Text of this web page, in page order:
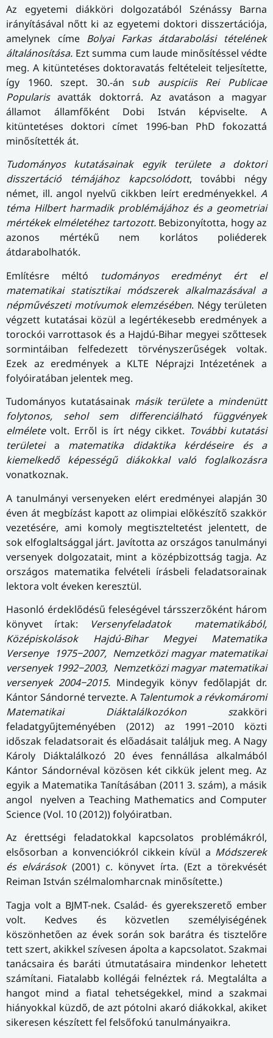
Az egyetemi diákköri dolgozatából Szénássy Barna
irányításával nőtt ki az egyetemi doktori disszertációja,
amelynek címe Bolyai Farkas átdarabolási tételének
általánosítása. Ezt summa cum laude minősítéssel védte
meg. A kitüntetéses doktoravatás feltételeit teljesítette,
így 1960. szept. 30.-án sub auspiciis Rei Publicae
Popularisavatták doktorrá. Az avatáson a magyar
államot államfőként Dobi István képviselte. A
kitüntetéses doktori címet 1996-ban PhD fokozattá
minősítették át.
Tudományos kutatásainak egyik területe a doktori
disszertáció témájához kapcsolódott, további négy
német, ill. angol nyelvű cikkben leírt eredményekkel. A
téma Hilbert harmadik problémájához és a geometriai
mértékek elméletéhez tartozott.Bebizonyította, hogy az
azonos mértékű nem korlátos poliéderek
átdarabolhatók.
Említésre méltó
tudományos eredményt ért el
matematikai statisztikai módszerek alkalmazásával a
népművészeti motívumok elemzésében. Négy területen
végzett kutatásai közül a legértékesebb eredmények a
torockói varrottasok és a Hajdú-Bihar megyei szőttesek
sormintáiban felfedezett törvényszerűségek voltak.
Ezek az eredmények a KLTE Néprajzi Intézetének a
folyóiratában jelentek meg.
Tudományos kutatásainak másik területea mindenütt
folytonos, sehol sem differenciálható függvények
elméletevolt. Erről is írt négy cikket. További kutatási
területeia matematika didaktika kérdéseire és a
kiemelkedő képességű diákokkal való foglalkozásra
vonatkoznak.
A tanulmányi versenyeken elért eredményei alapján 30
éven át megbízást kapott az olimpiai előkészítő szakkör
vezetésére, ami komoly megtiszteltetést jelentett, de
sok elfoglaltsággal járt. Javította az országos tanulmányi
versenyek dolgozatait, mint a középbizottság tagja. Az
országos matematika felvételi írásbeli feladatsorainak
lektora volt éveken keresztül.
Hasonló érdeklődésű feleségével társszerzőként három
könyvet írtak:
Versenyfeladatok matematikából,
Középiskolások Hajdú-Bihar Megyei Matematika
Versenye 1975−2007, Nemzetközi magyar matematikai
versenyek 1992−2003, Nemzetközi magyar matematikai
versenyek 2004−2015. Mindegyik könyv fedőlapját dr.
Kántor Sándorné tervezte. A Talentumok a révkomáromi
Matematikai Diáktalálkozókon szakköri
feladatgyűjteményében (2012) az 1991 −2010 közti
időszak feladatsorait és előadásait találjuk meg. A Nagy
Károly Diáktalálkozó 20 éves fennállása alkalmából
Kántor Sándornéval közösen két cikkük jelent meg. Az
egyik a Matematika Tanításában (2011 3. szám), a másik
angol nyelven a Teaching Mathematics and Computer
Science (Vol. 10 (2012)) folyóiratban.
Az érettségi feladatokkal kapcsolatos problémákról,
elsősorban a konvenciókról cikkein kívül a Módszerek
és elvárások(2001) c. könyvet írta. (Ezt a törekvését
Reiman István szélmalomharcnak minősítette.)
Tagja volt a BJMT-nek. Család- és gyerekszerető ember
volt. Kedves és közvetlen személyiségének
köszönhetően az évek során sok barátra és tisztelőre
tett szert, akikkel szívesen ápolta a kapcsolatot. Szakmai
tanácsaira és baráti útmutatásaira mindenkor lehetett
számítani. Fiatalabb kollégái felnéztek rá. Megtalálta a
hangot mind a fiatal tehetségekkel, mind a szakmai
hiányokkal küzdő, de azt pótolni akaró diákokkal, akiket
sikeresen készített fel felsőfokú tanulmányaikra.